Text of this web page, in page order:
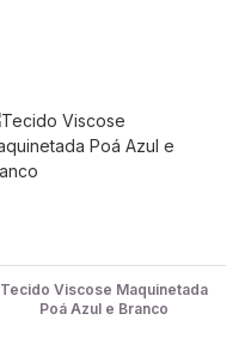
Tecido Viscose Maquinetada
Poá Azul e Branco